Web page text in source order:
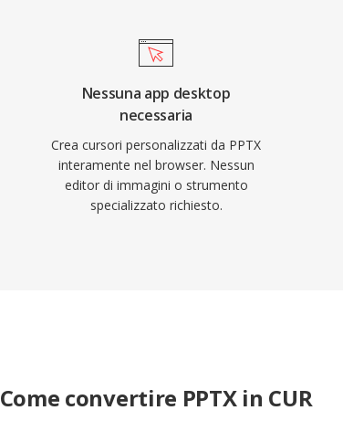
Nessuna app desktop
necessaria
Crea cursori personalizzati da PPTX
interamente nel browser. Nessun
editor di immagini o strumento
specializzato richiesto.
Come convertire PPTX in CUR